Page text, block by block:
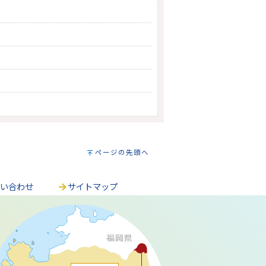
ページの先頭へ
合わせ サイトマップ